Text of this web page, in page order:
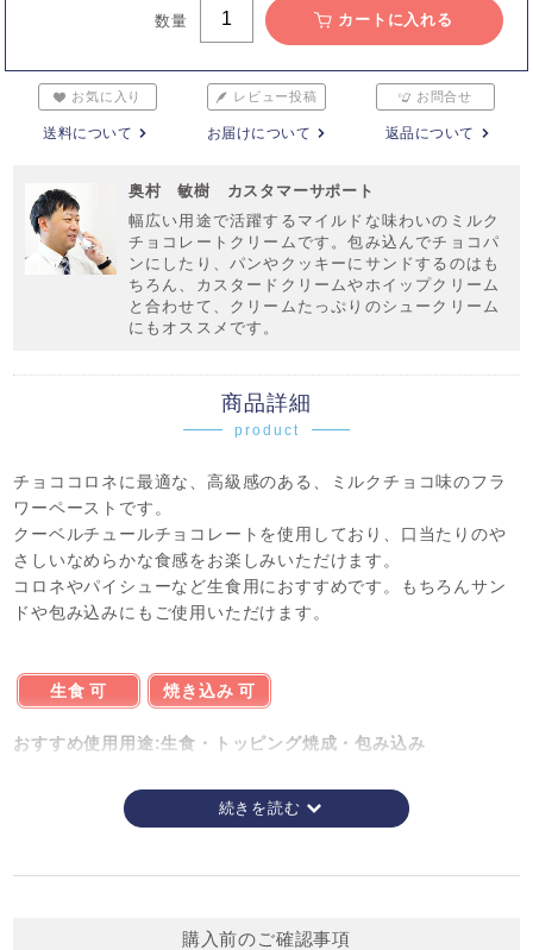
数量 カートに入れる
お気に入り レビュー投稿 お問合せ
送料について お届けについて 返品について
奥村 敏樹 カスタマーサポート
幅広い用途で活躍するマイルドな味わいのミルク
チョコレートクリームです。包み込んでチョコパ
ンにしたり、パンやクッキーにサンドするのはも
ちろん、カスタードクリームやホイップクリーム
と合わせて、クリームたっぷりのシュークリーム
にもオススメです。
商品詳細
product
チョココロネに最適な、高級感のある、ミルクチョコ味のフラ
ワーペーストです。
クーベルチュールチョコレートを使用しており、口当たりのや
さしいなめらかな食感をお楽しみいただけます。
コロネやパイシューなど生食用におすすめです。もちろんサン
ドや包み込みにもご使用いただけます。
生食 可 焼き込み 可
おすすめ使用用途:生食・トッピング焼成・包み込み
使用上の注意
りますが、品質には問題ありません。
購入前のご確認事項